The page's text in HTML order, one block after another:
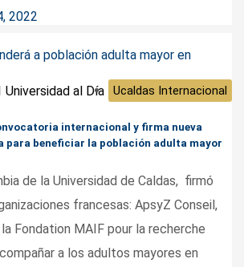
2022
Universidad al Día Ucaldas Internacional
internacional y firma nueva
para beneficiar la población adulta mayor
de la Universidad de Caldas, firmó
francesas: ApsyZ Conseil,
Fondation MAIF pour la recherche
a los adultos mayores en